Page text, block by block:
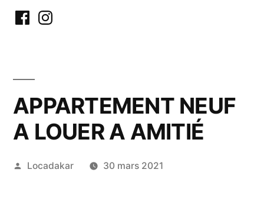
FacebookInstagram
APPARTEMENT NEUF
A LOUER A AMITIÉ
Publié
Locadakar 30 mars 2021